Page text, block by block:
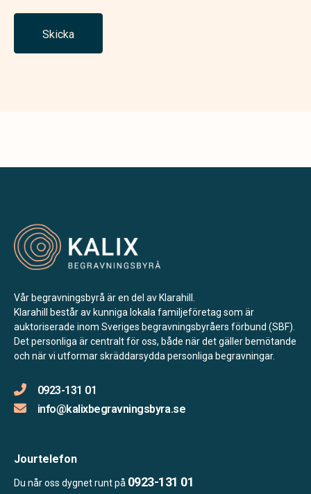
Skicka
Vår begravningsbyrå är en del av Klarahill.
Klarahill består av kunniga lokala familjeföretag som är
auktoriserade inom Sveriges begravningsbyråers förbund (SBF).
Det personliga är centralt för oss, både när det gäller bemötande
och när vi utformar skräddarsydda personliga begravningar.
0923-131 01
info@kalixbegravningsbyra.se
Jourtelefon
Du når oss dygnet runt på 0923-131 01